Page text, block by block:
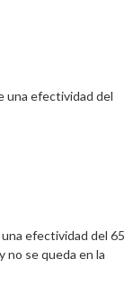
una efectividad del
efectividad del 65
no se queda en la